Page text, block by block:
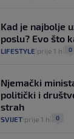
Kad je najbolje
poslu? Evo što
LIFESTYLE prije 1 h 0
Njemački
politički i
strah
SVIJET prije 1 h 0